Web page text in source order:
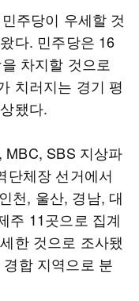
주당이 우세할 것
다. 민주당은 16
차지할 것으로
치러지는 경기 평
됐다.
SBS 지상파
단체장 선거에서
천, 울산, 경남, 대
주 11곳으로 집계
한 것으로 조사됐
합 지역으로 분